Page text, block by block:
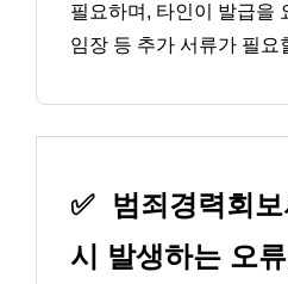
필요하며, 타인이 발급을
임장 등 추가 서류가 필요
✅
범죄경력회
시 발생하는 오